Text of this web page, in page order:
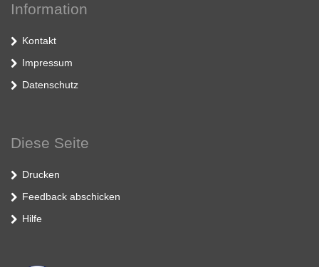
Information
Kontakt
Impressum
Datenschutz
Diese Seite
Drucken
Feedback abschicken
Hilfe